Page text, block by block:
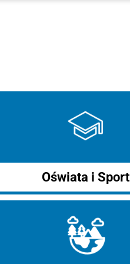
Oświata i Sport